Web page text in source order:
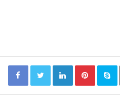
FacebookTwitterLinkedIn